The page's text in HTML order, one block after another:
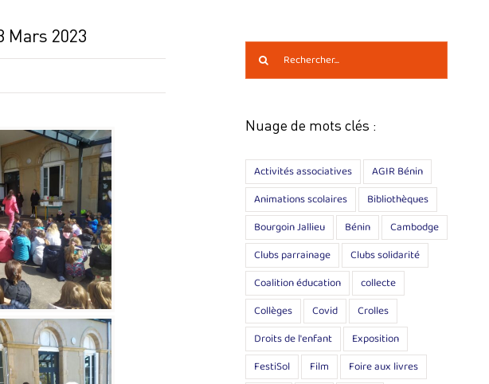
Mars 2023
Rechercher:
Nuage de mots clés :
Activités associatives
AGIR Bénin
Animations scolaires
Bibliothèques
Bourgoin Jallieu
Bénin
Cambodge
Clubs parrainage
Clubs solidarité
Coalition éducation
collecte
Collèges
Covid
Crolles
Droits de l'enfant
Exposition
FestiSol
Film
Foire aux livres